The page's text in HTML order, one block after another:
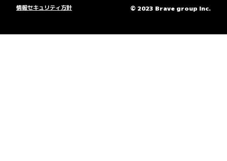
© 2023 Brave group Inc.
情報セキュリティ方針